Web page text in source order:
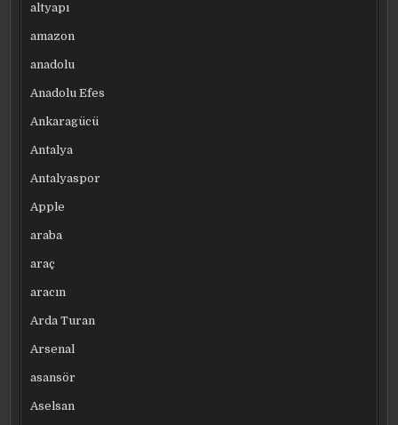
altyapı
amazon
anadolu
Anadolu Efes
Ankaragücü
Antalya
Antalyaspor
Apple
araba
araç
aracın
Arda Turan
Arsenal
asansör
Aselsan